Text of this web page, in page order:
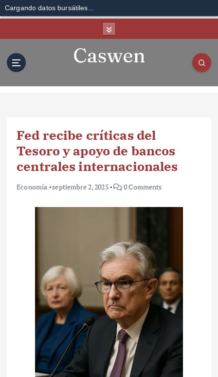
Cargando datos bursátiles...
Fed recibe críticas del
Tesoro y apoyo de bancos
centrales internacionales
Economía septiembre 2, 2025 0 Comments